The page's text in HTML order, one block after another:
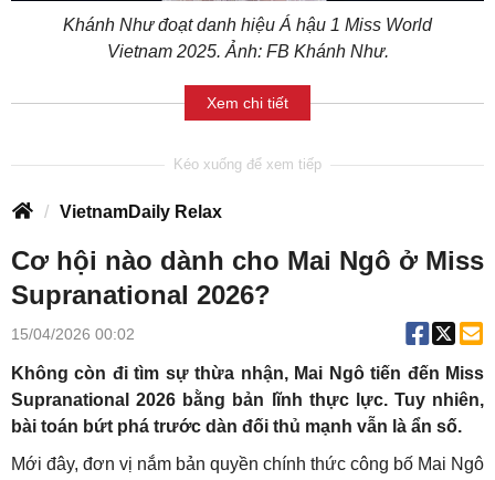
Khánh Như đoạt danh hiệu Á hậu 1 Miss World
Vietnam 2025. Ảnh: FB Khánh Như.
Xem chi tiết
VietnamDaily Relax
Cơ hội nào dành cho Mai Ngô ở Miss
Supranational 2026?
15/04/2026 00:02
Không còn đi tìm sự thừa nhận, Mai Ngô tiến đến Miss
Supranational 2026 bằng bản lĩnh thực lực. Tuy nhiên,
bài toán bứt phá trước dàn đối thủ mạnh vẫn là ẩn số.
Mới đây, đơn vị nắm bản quyền chính thức công bố Mai Ngô